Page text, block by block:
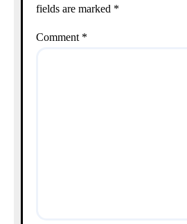
fields are marked *
Comment *